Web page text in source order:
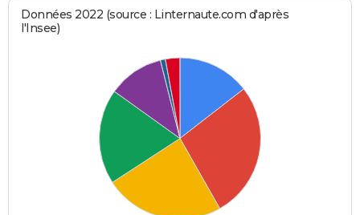
Données 2022 (source : Linternaute.com d'après
l'Insee)